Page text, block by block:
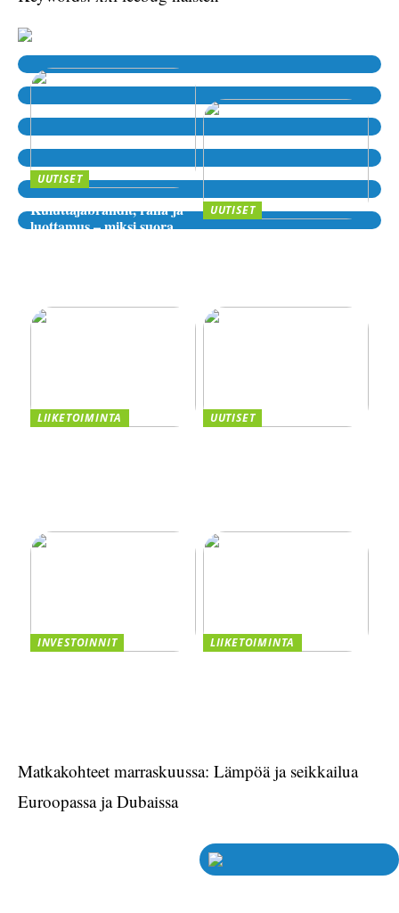
UUTISET
Kuluttajabrändit, raha ja
luottamus – miksi suora
UUTISET
LIIKETOIMINTA UUTISET
INVESTOINNIT LIIKETOIMINTA
Matkakohteet marraskuussa: Lämpöä ja seikkailua
Euroopassa ja Dubaissa